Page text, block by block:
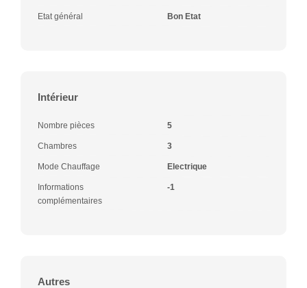
Etat général Bon Etat
Intérieur
Nombre pièces 5
Chambres 3
Mode Chauffage Electrique
Informations
complémentaires
-1
Autres